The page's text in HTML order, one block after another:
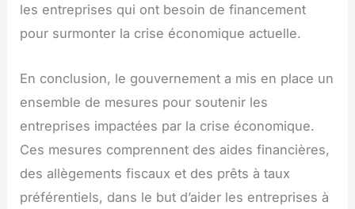
les entreprises qui ont besoin de financement
pour surmonter la crise économique actuelle.
En conclusion, le gouvernement a mis en place un
ensemble de mesures pour soutenir les
entreprises impactées par la crise économique.
Ces mesures comprennent des aides financières,
des allègements fiscaux et des prêts à taux
préférentiels, dans le but d’aider les entreprises à